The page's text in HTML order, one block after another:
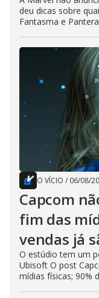
deu dicas sobre
Fantasma e
O VÍCIO / 06/08/
Capcom
fim das
vendas já
O estúdio tem um
Ubisoft O post
mídias físicas; 90%